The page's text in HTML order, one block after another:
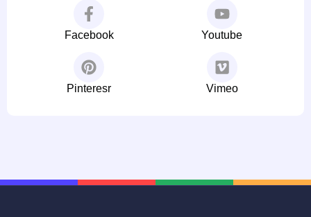
Facebook Youtube
Pinteresr Vimeo